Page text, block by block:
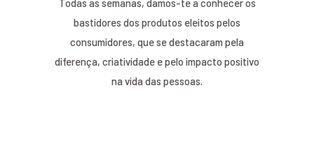
Todas as semanas, damos-te a conhecer os
bastidores dos produtos eleitos pelos
consumidores, que se destacaram pela
diferença, criatividade e pelo impacto positivo
na vida das pessoas.